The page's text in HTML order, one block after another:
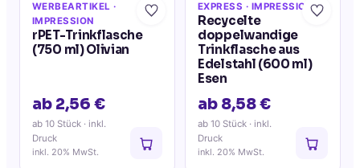
WERBEARTIKEL ·
IMPRESSION
rPET-Trinkflasche
(750 ml) Olivian
ab 2,56 €
ab 10 Stück · inkl.
Druck
inkl. 20% MwSt.
EXPRESS · IMPRESSION
Recycelte
doppelwandige
Trinkflasche aus
Edelstahl (600 ml)
Esen
ab 8,58 €
ab 10 Stück · inkl.
Druck
inkl. 20% MwSt.